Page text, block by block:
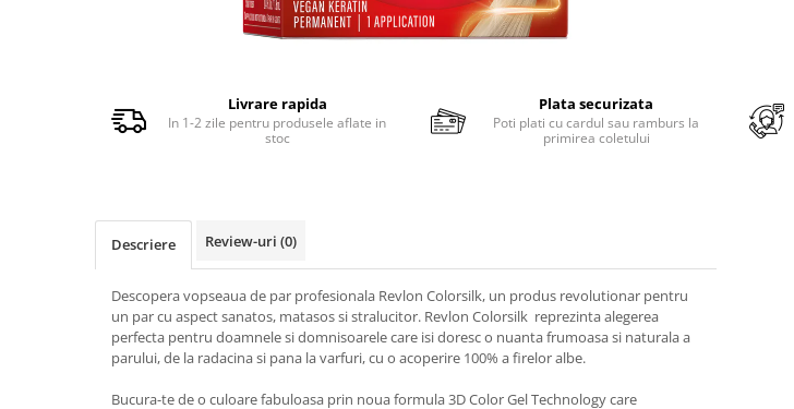
Spuma si saruri de baie
Servetele umede
Bureti de baie
Accesorii ingrijire corp
Creion si tus ochi
Ruj si creion buze
Livrare rapida
In 1-2 zile pentru produsele aflate in
stoc
Plata securizata
Poti plati cu cardul sau ramburs la
primirea coletului
Descriere Review-uri (0)
Descopera vopseaua de par profesionala Revlon Colorsilk, un produs revolutionar pentru
un par cu aspect sanatos, matasos si stralucitor. Revlon Colorsilk reprezinta alegerea
perfecta pentru doamnele si domnisoarele care isi doresc o nuanta frumoasa si naturala a
parului, de la radacina si pana la varfuri, cu o acoperire 100% a firelor albe.
Bucura-te de o culoare fabuloasa prin noua formula 3D Color Gel Technology care